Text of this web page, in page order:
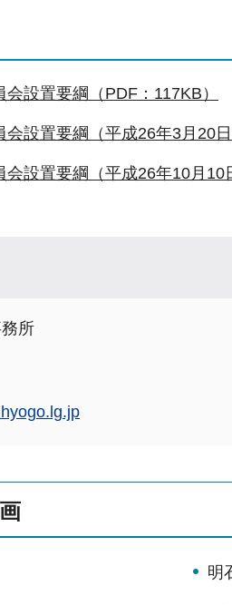
設置要綱（PDF：117KB）
設置要綱（平成26年3月20日
設置要綱（平成26年10月10
所
明